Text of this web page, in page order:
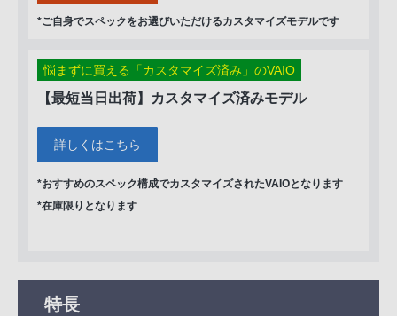
*ご自身でスペックをお選びいただけるカスタマイズモデルです
悩まずに買える「カスタマイズ済み」のVAIO
【最短当日出荷】カスタマイズ済みモデル
詳しくはこちら
*おすすめのスペック構成でカスタマイズされたVAIOとなります
*在庫限りとなります
特長